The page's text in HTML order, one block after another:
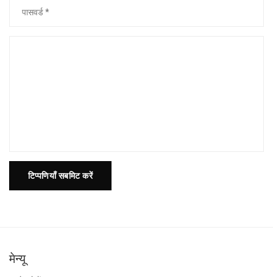
टिप्पणियाँ सबमिट करें
मेन्यू